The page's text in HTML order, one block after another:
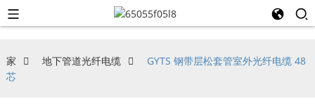
家 地下管道光纤电缆
GYTS 钢带层松套管室外光纤电缆 48
芯